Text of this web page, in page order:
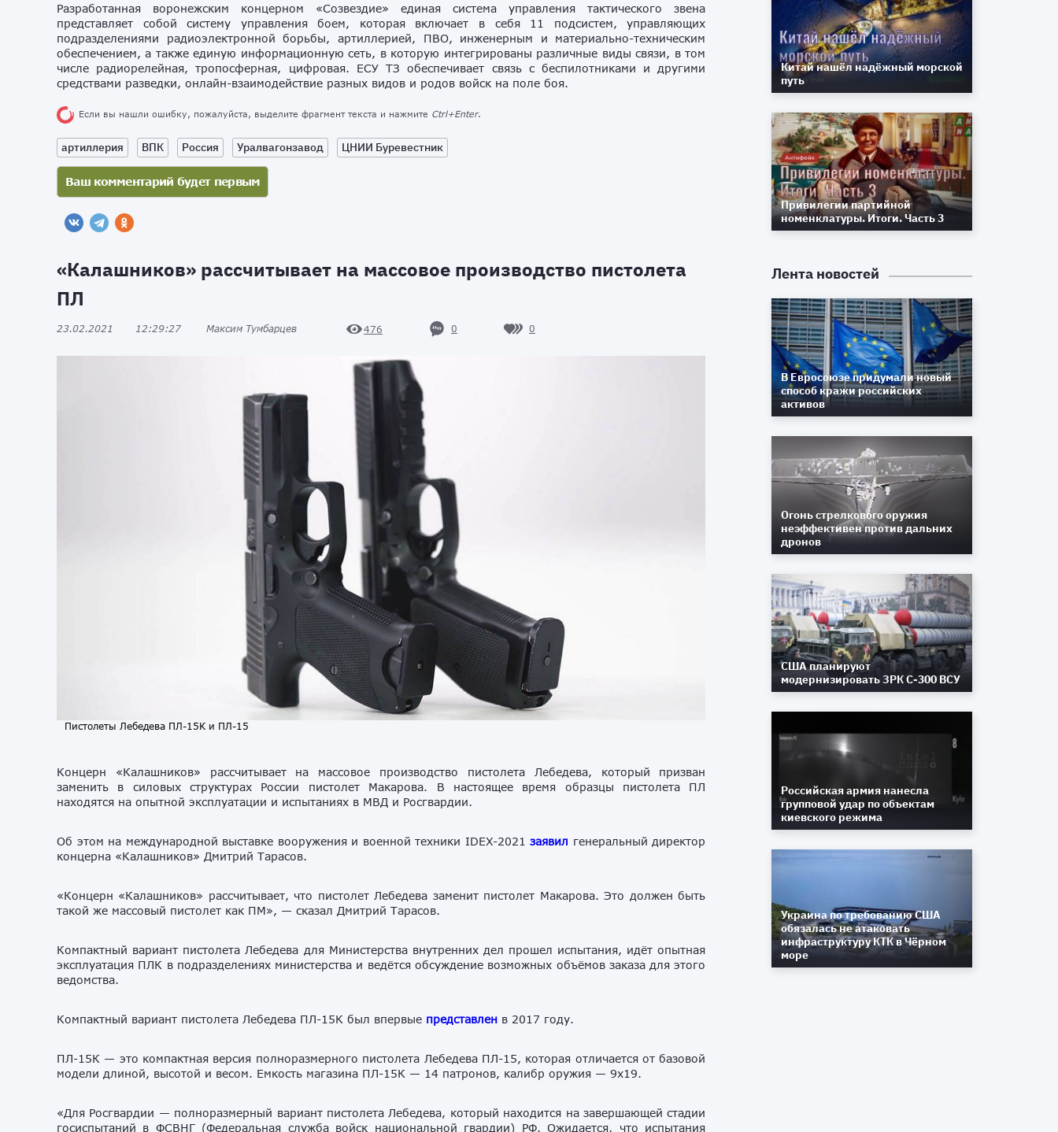
Разработанная воронежским концерном «Созвездие» единая система управления тактического звена
представляет собой систему управления боем, которая включает в себя 11 подсистем, управляющих
подразделениями радиоэлектронной борьбы, артиллерией, ПВО, инженерным и материально-техническим
обеспечением, а также единую информационную сеть, в которую интегрированы различные виды связи, в том
числе радиорелейная, тропосферная, цифровая. EСУ ТЗ обеспечивает связь с беспилотниками и другими
средствами разведки, онлайн-взаимодействие разных видов и родов войск на поле боя.
Если вы нашли ошибку, пожалуйста, выделите фрагмент текста и нажмите Ctrl+Enter.
артиллерия ВПК Россия Уралвагонзавод ЦНИИ Буревестник
«Калашников» рассчитывает на массовое производство пистолета
ПЛ
23.02.2021 12:29:27 Максим Тумбарцев 476 0 0
Пистолеты Лебедева ПЛ-15К и ПЛ-15
Концерн «Калашников» рассчитывает на массовое производство пистолета Лебедева, который призван
заменить в силовых структурах России пистолет Макарова. В настоящее время образцы пистолета ПЛ
находятся на опытной эксплуатации и испытаниях в МВД и Росгвардии.
Об этом на международной выставке вооружения и военной техники IDEX-2021заявил генеральный директор
концерна «Калашников» Дмитрий Тарасов.
«Концерн «Калашников» рассчитывает, что пистолет Лебедева заменит пистолет Макарова. Это должен быть
такой же массовый пистолет как ПМ», — сказал Дмитрий Тарасов.
Компактный вариант пистолета Лебедева для Министерства внутренних дел прошел испытания, идёт опытная
эксплуатация ПЛК в подразделениях министерства и ведётся обсуждение возможных объёмов заказа для этого
ведомства.
Компактный вариант пистолета Лебедева ПЛ-15К был впервые представлен в 2017 году.
ПЛ-15К — это компактная версия полноразмерного пистолета Лебедева ПЛ-15, которая отличается от базовой
модели длиной, высотой и весом. Емкость магазина ПЛ-15К — 14 патронов, калибр оружия — 9х19.
«Для Росгвардии — полноразмерный вариант пистолета Лебедева, который находится на завершающей стадии
госиспытаний в ФСВНГ (Федеральная служба войск национальной гвардии) РФ. Ожидается, что испытания
Китай нашёл надёжный морской
путь
Привилегии партийной
номенклатуры. Итоги. Часть 3
Лента новостей
В Евросоюзе придумали новый
способ кражи российских
активов
Огонь стрелкового оружия
неэффективен против дальних
дронов
США планируют
модернизировать ЗРК С-300 ВСУ
Российская армия нанесла
групповой удар по объектам
киевского режима
Украина по требованию США
обязалась не атаковать
инфраструктуру КТК в Чёрном
море